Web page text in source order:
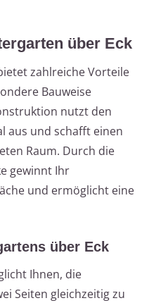
über Eck
zahlreiche Vorteile
Bauweise
nutzt den
aus und schafft einen
Raum. Durch die
gewinnt Ihr
und ermöglicht eine
über Eck
Ihnen, die
Seiten gleichzeitig zu